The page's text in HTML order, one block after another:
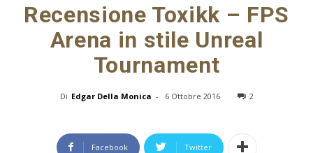
Recensione Toxikk – FPS
Arena in stile Unreal
Tournament
Di Edgar Della Monica - 6 Ottobre 2016 2
Facebook Twitter